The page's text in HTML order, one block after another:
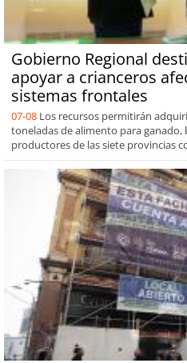
Gobierno Regional
apoyar a crianceros
sistemas frontales
07-08 Los recursos permitirán
toneladas de alimento para ganado,
productores de las siete provincias